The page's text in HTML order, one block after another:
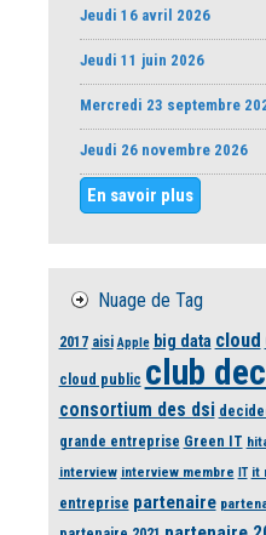
Jeudi 16 avril 2026
Jeudi 11 juin 2026
Mercredi 23 septembre
Jeudi 26 novembre 2026
En savoir plus
Nuage de Tag
2017 aisi Apple big data cloud
cloud public club
consortium des dsi
grande entreprise Green IT
interview interview membre IT it
entreprise partenaire